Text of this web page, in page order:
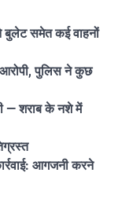
समेत कई वाहनों
पुलिस ने कुछ
— शराब के नशे में
आगजनी करने